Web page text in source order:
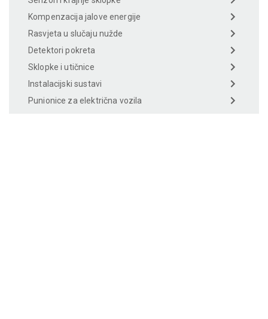
Kompenzacija jalove energije
Rasvjeta u slučaju nužde
Detektori pokreta
Sklopke i utičnice
Instalacijski sustavi
Punionice za električna vozila